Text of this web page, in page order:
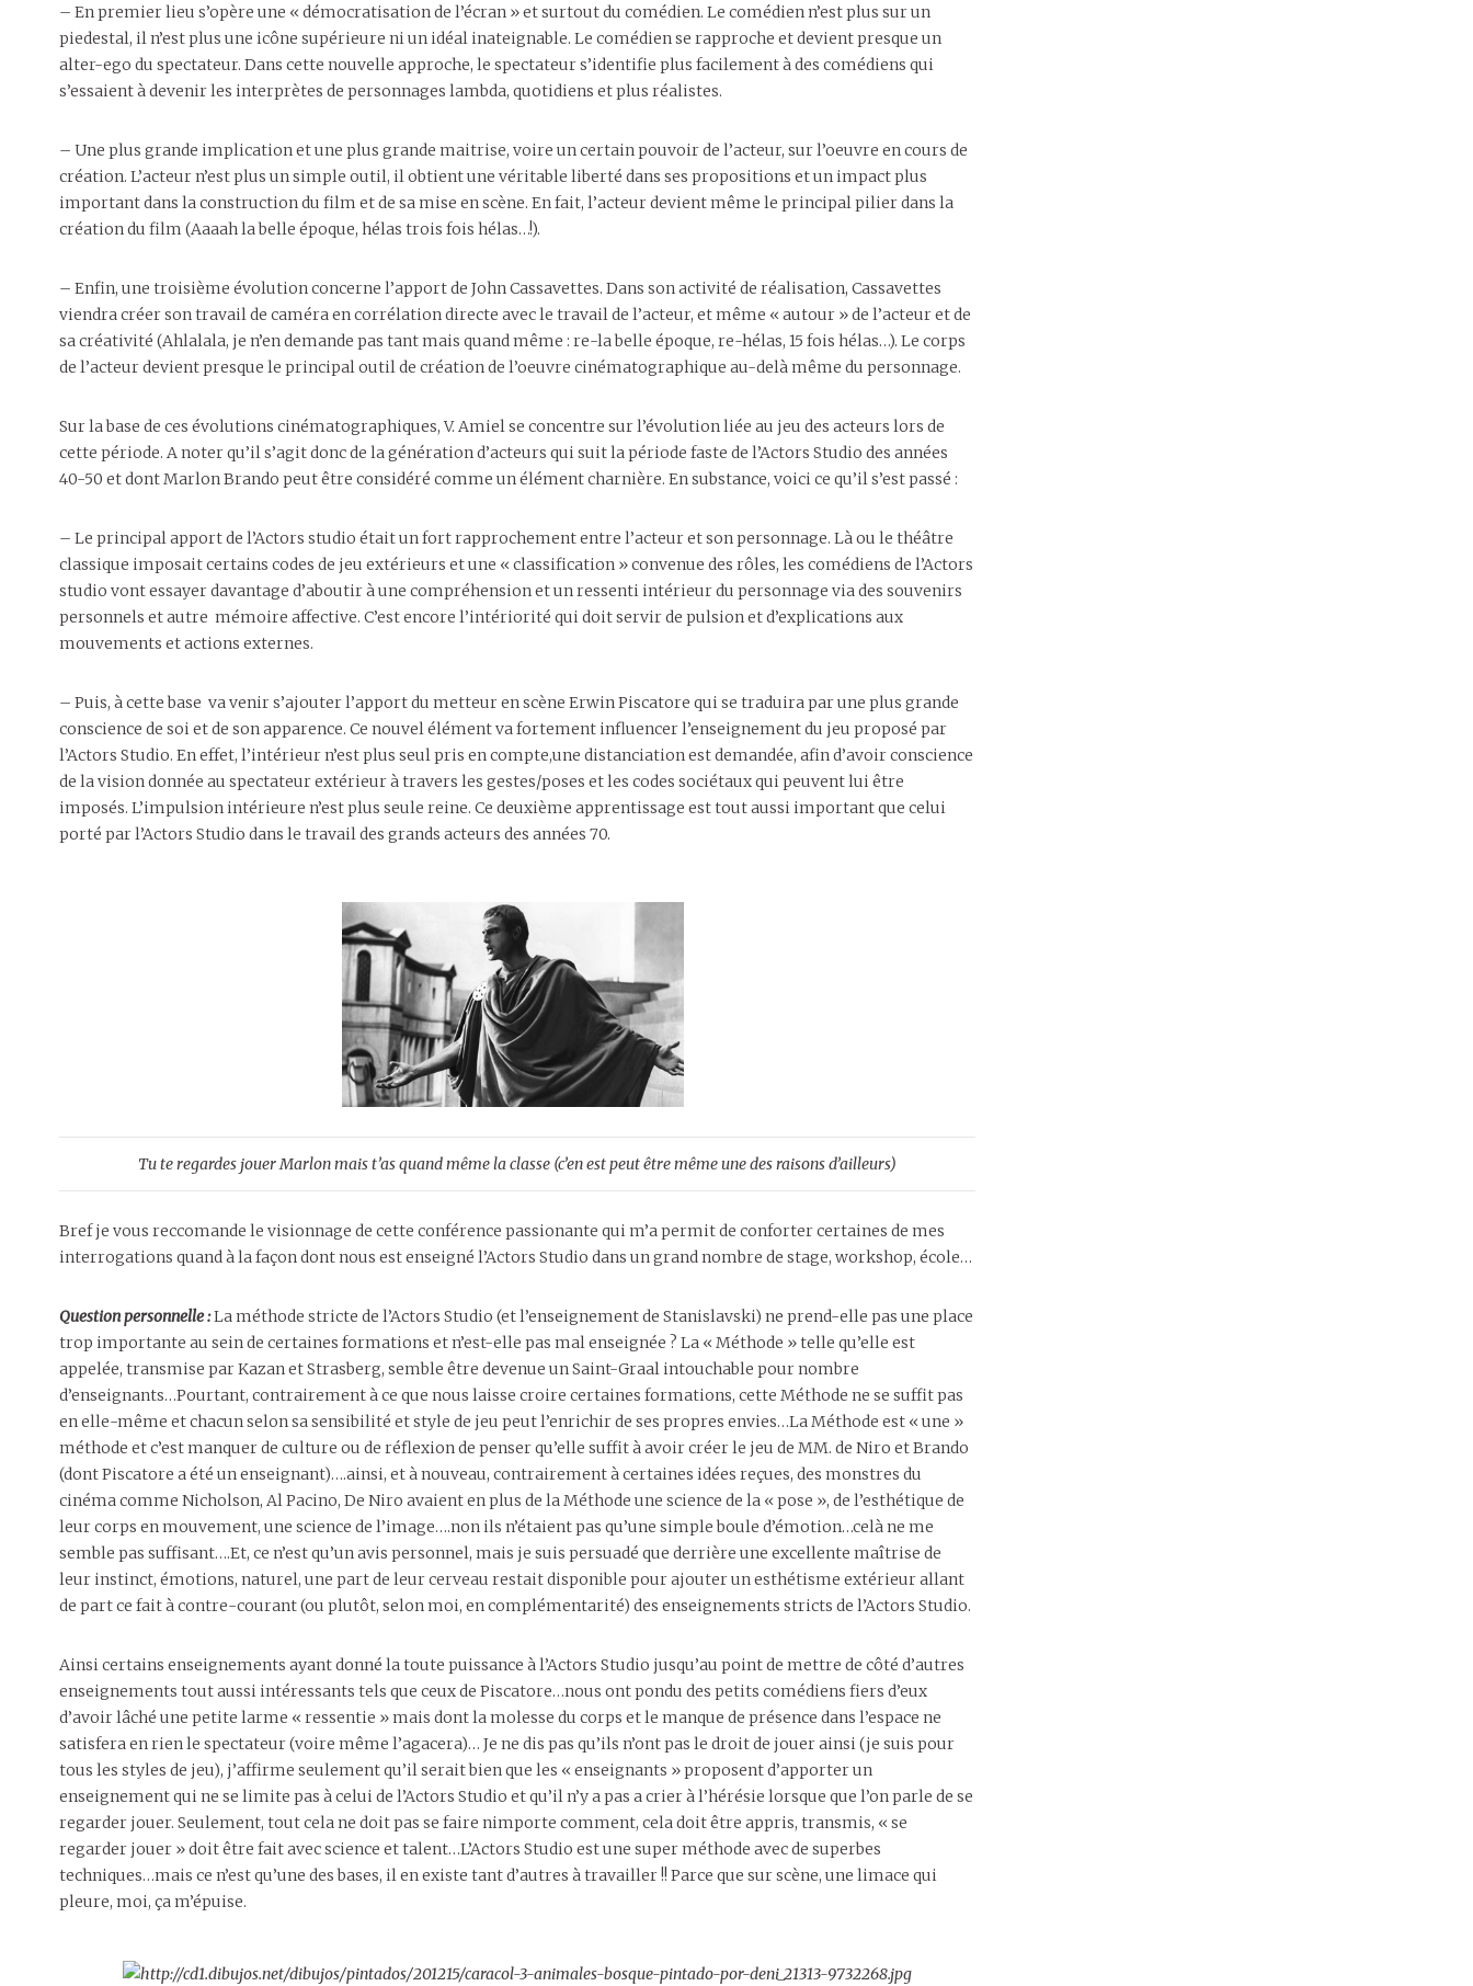
– En premier lieu s’opère une « démocratisation de l’écran » et surtout du comédien. Le comédien n’est plus sur un
piedestal, il n’est plus une icône supérieure ni un idéal inateignable. Le comédien se rapproche et devient presque un
alter-ego du spectateur. Dans cette nouvelle approche, le spectateur s’identifie plus facilement à des comédiens qui
s’essaient à devenir les interprètes de personnages lambda, quotidiens et plus réalistes.
– Une plus grande implication et une plus grande maitrise, voire un certain pouvoir de l’acteur, sur l’oeuvre en cours de
création. L’acteur n’est plus un simple outil, il obtient une véritable liberté dans ses propositions et un impact plus
important dans la construction du film et de sa mise en scène. En fait, l’acteur devient même le principal pilier dans la
création du film (Aaaah la belle époque, hélas trois fois hélas…!).
– Enfin, une troisième évolution concerne l’apport de John Cassavettes. Dans son activité de réalisation, Cassavettes
viendra créer son travail de caméra en corrélation directe avec le travail de l’acteur, et même « autour » de l’acteur et de
sa créativité (Ahlalala, je n’en demande pas tant mais quand même : re-la belle époque, re-hélas, 15 fois hélas…). Le corps
de l’acteur devient presque le principal outil de création de l’oeuvre cinématographique au-delà même du personnage.
Sur la base de ces évolutions cinématographiques, V. Amiel se concentre sur l’évolution liée au jeu des acteurs lors de
cette période. A noter qu’il s’agit donc de la génération d’acteurs qui suit la période faste de l’Actors Studio des années
40-50 et dont Marlon Brando peut être considéré comme un élément charnière. En substance, voici ce qu’il s’est passé :
– Le principal apport de l’Actors studio était un fort rapprochement entre l’acteur et son personnage. Là ou le théâtre
classique imposait certains codes de jeu extérieurs et une « classification » convenue des rôles, les comédiens de l’Actors
studio vont essayer davantage d’aboutir à une compréhension et un ressenti intérieur du personnage via des souvenirs
personnels et autre mémoire affective. C’est encore l’intériorité qui doit servir de pulsion et d’explications aux
mouvements et actions externes.
– Puis, à cette base va venir s’ajouter l’apport du metteur en scène Erwin Piscatore qui se traduira par une plus grande
conscience de soi et de son apparence. Ce nouvel élément va fortement influencer l’enseignement du jeu proposé par
l’Actors Studio. En effet, l’intérieur n’est plus seul pris en compte,une distanciation est demandée, afin d’avoir conscience
de la vision donnée au spectateur extérieur à travers les gestes/poses et les codes sociétaux qui peuvent lui être
imposés. L’impulsion intérieure n’est plus seule reine. Ce deuxième apprentissage est tout aussi important que celui
porté par l’Actors Studio dans le travail des grands acteurs des années 70.
Tu te regardes jouer Marlon mais t’as quand même la classe (c’en est peut être même une des raisons d’ailleurs)
Bref je vous reccomande le visionnage de cette conférence passionante qui m’a permit de conforter certaines de mes
interrogations quand à la façon dont nous est enseigné l’Actors Studio dans un grand nombre de stage, workshop, école…
Question personnelle :La méthode stricte de l’Actors Studio (et l’enseignement de Stanislavski) ne prend-elle pas une place
trop importante au sein de certaines formations et n’est-elle pas mal enseignée ? La « Méthode » telle qu’elle est
appelée, transmise par Kazan et Strasberg, semble être devenue un Saint-Graal intouchable pour nombre
d’enseignants…Pourtant, contrairement à ce que nous laisse croire certaines formations, cette Méthode ne se suffit pas
en elle-même et chacun selon sa sensibilité et style de jeu peut l’enrichir de ses propres envies…La Méthode est « une »
méthode et c’est manquer de culture ou de réflexion de penser qu’elle suffit à avoir créer le jeu de MM. de Niro et Brando
(dont Piscatore a été un enseignant)….ainsi, et à nouveau, contrairement à certaines idées reçues, des monstres du
cinéma comme Nicholson, Al Pacino, De Niro avaient en plus de la Méthode une science de la « pose », de l’esthétique de
leur corps en mouvement, une science de l’image….non ils n’étaient pas qu’une simple boule d’émotion…celà ne me
semble pas suffisant….Et, ce n’est qu’un avis personnel, mais je suis persuadé que derrière une excellente maîtrise de
leur instinct, émotions, naturel, une part de leur cerveau restait disponible pour ajouter un esthétisme extérieur allant
de part ce fait à contre-courant (ou plutôt, selon moi, en complémentarité) des enseignements stricts de l’Actors Studio.
Ainsi certains enseignements ayant donné la toute puissance à l’Actors Studio jusqu’au point de mettre de côté d’autres
enseignements tout aussi intéressants tels que ceux de Piscatore…nous ont pondu des petits comédiens fiers d’eux
d’avoir lâché une petite larme « ressentie » mais dont la molesse du corps et le manque de présence dans l’espace ne
satisfera en rien le spectateur (voire même l’agacera)… Je ne dis pas qu’ils n’ont pas le droit de jouer ainsi (je suis pour
tous les styles de jeu), j’affirme seulement qu’il serait bien que les « enseignants » proposent d’apporter un
enseignement qui ne se limite pas à celui de l’Actors Studio et qu’il n’y a pas a crier à l’hérésie lorsque que l’on parle de se
regarder jouer. Seulement, tout cela ne doit pas se faire nimporte comment, cela doit être appris, transmis, « se
regarder jouer » doit être fait avec science et talent…L’Actors Studio est une super méthode avec de superbes
techniques…mais ce n’est qu’une des bases, il en existe tant d’autres à travailler !! Parce que sur scène, une limace qui
pleure, moi, ça m’épuise.